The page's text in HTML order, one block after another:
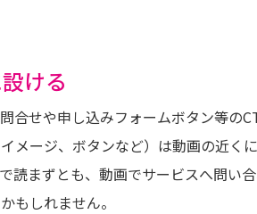
ける
合せや申し込みフォームボタン等の
メージ、ボタンなど）は動画の近く
読まずとも、動画でサービスへ問い
もしれません。